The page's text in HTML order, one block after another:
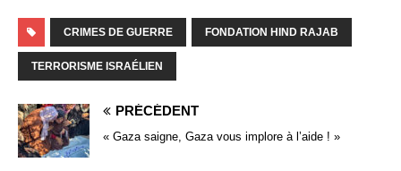
CRIMES DE GUERRE FONDATION HIND RAJAB
TERRORISME ISRAÉLIEN
PRÉCÉDENT
« Gaza saigne, Gaza vous implore à l’aide ! »